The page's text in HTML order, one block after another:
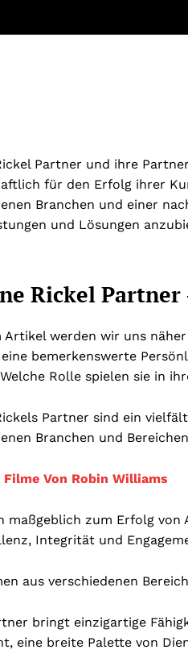
Partner und ihre
für den Erfolg ihrer
Branchen und einer
und Lösungen
Rickel
Artikel werden wir uns
bemerkenswerte
Rolle spielen sie in
Partner sind ein
Branchen und
Filme Von Robin Williams
maßgeblich zum Erfolg
Integrität und
aus verschiedenen
bringt einzigartige
eine breite Palette von